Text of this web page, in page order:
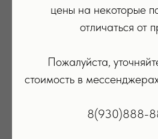
Кабель Type-C to Type-C
цены на некоторые
отличаться от
Пожалуйста,
стоимость в
8(930)888-